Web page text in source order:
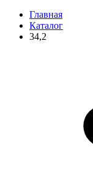
Главная
Каталог
34,2